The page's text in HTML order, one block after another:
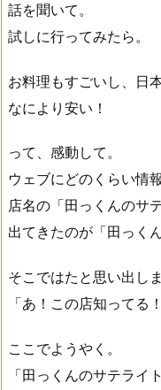
話を聞いて。
試しに行ってみたら。
お料理もすごいし、日
なにより安い！
って、感動して。
ウェブにどのくらい情
店名の「田っくんのサ
出てきたのが「田っく
そこではたと思い出し
「あ！この店知ってる
ここでようやく。
「田っくんのサテライ